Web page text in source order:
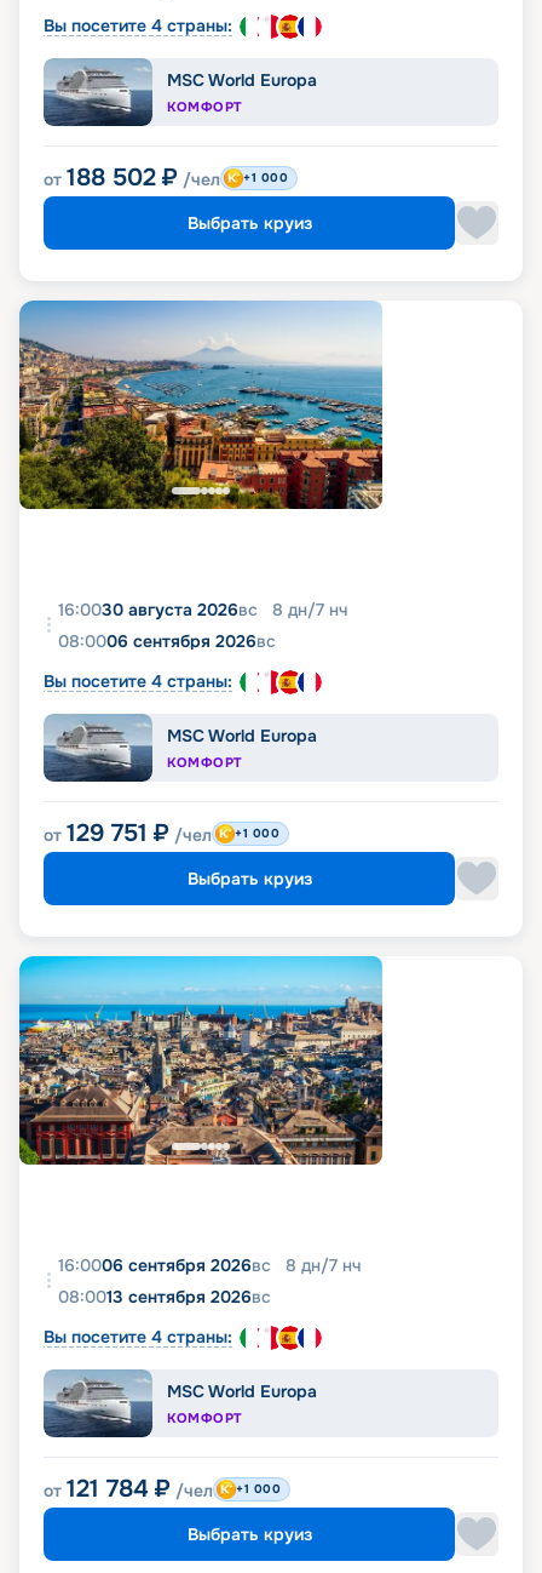
Вы посетите 4 страны:
MSC World Europa
КОМФОРТ
от 188 502 ₽ /чел +1 000
Выбрать круиз
16:0030 августа 2026вс 8 дн/7 нч
08:0006 сентября 2026вс
Вы посетите 4 страны:
MSC World Europa
КОМФОРТ
от 129 751 ₽ /чел +1 000
Выбрать круиз
16:0006 сентября 2026вс 8 дн/7 нч
08:0013 сентября 2026вс
Вы посетите 4 страны:
MSC World Europa
КОМФОРТ
от 121 784 ₽ /чел +1 000
Выбрать круиз